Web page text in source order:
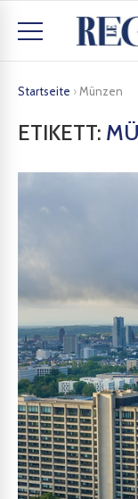
Startseite › Münzen
ETIKETT: